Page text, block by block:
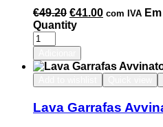
€49.20 €41.00 com IVA
Quantity
Lava Garrafas